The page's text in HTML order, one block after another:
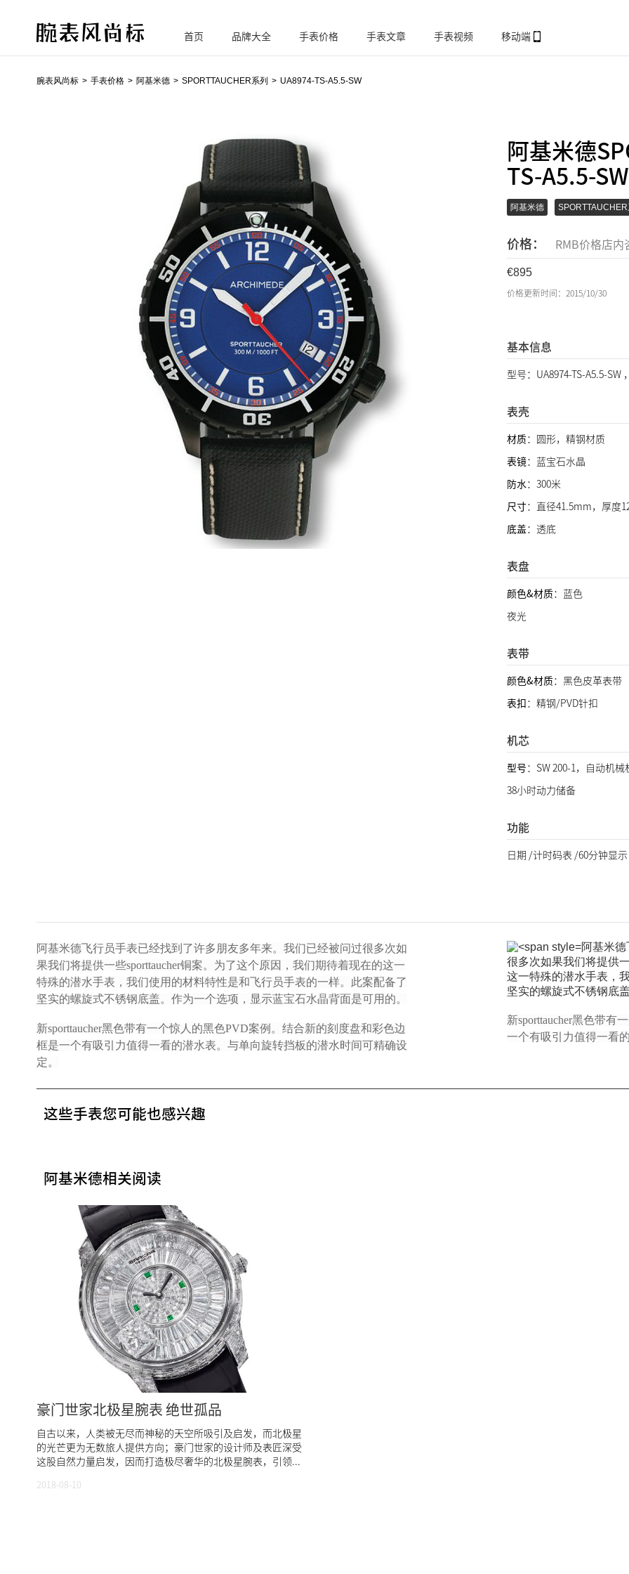
腕
首页 品牌大全 手表价格 手表文章 手表视频 移动端
腕表风尚标 手表价格 阿基米德 SPORTTAUCHER系列 UA8974-TS-A5.5-SW
阿基米德
TS-A5.5-
阿基米德
价格： RMB价格店内
895
价格更新时间：2015/10/30
基本信息
型号：UA8974-TS-A5.5-SW
表壳
材质：圆形，精钢材质
表镜：蓝宝石水晶
防水：300米
尺寸：直径41.5mm，厚度
底盖：透底
表盘
颜色&材质：蓝色
夜光
表带
颜色&材质：黑色皮革表带
表扣：精钢/PVD针扣
机芯
型号：SW 200-1，自动机械
38小时动力储备
功能
日期 /计时码表 /60分钟显示
阿基米德飞行员手表已经找到了许多朋友多年来。我们已经被问过很多次如
果我们将提供一些sporttaucher铜案。为了这个原因，我们期待着现在的这一
特殊的潜水手表，我们使用的材料特性是和飞行员手表的一样。此案配备了
坚实的螺旋式不锈钢底盖。作为一个选项，显示蓝宝石水晶背面是可用的。
新sporttaucher黑色带有一个惊人的黑色PVD案例。结合新的刻度盘和彩色边
框是一个有吸引力值得一看的潜水表。与单向旋转挡板的潜水时间可精确设
定。
阿基米
很多次如果我们将提供
这一特殊的潜水手表，
坚实的螺旋式不锈钢底
新sporttaucher黑色带有
一个有吸引力值得一看
这些手表您可能也感兴趣
阿基米德相关阅读
豪门世家北极星腕表 绝世孤品
自古以来，人类被无尽而神秘的天空所吸引及启发，而北极星
的光芒更为无数旅人提供方向；豪门世家的设计师及表匠深受
这股自然力量启发，因而打造极尽奢华的北极星腕表，引领...
2018-08-10